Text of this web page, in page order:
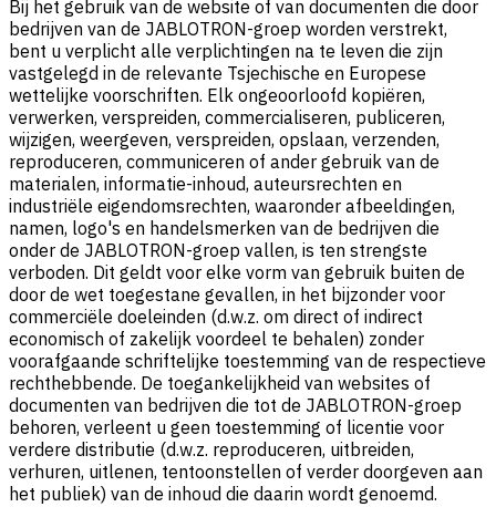
Bij het gebruik van de website of van documenten die door
bedrijven van de JABLOTRON-groep worden verstrekt,
bent u verplicht alle verplichtingen na te leven die zijn
vastgelegd in de relevante Tsjechische en Europese
wettelijke voorschriften. Elk ongeoorloofd kopiëren,
verwerken, verspreiden, commercialiseren, publiceren,
wijzigen, weergeven, verspreiden, opslaan, verzenden,
reproduceren, communiceren of ander gebruik van de
materialen, informatie-inhoud, auteursrechten en
industriële eigendomsrechten, waaronder afbeeldingen,
namen, logo's en handelsmerken van de bedrijven die
onder de JABLOTRON-groep vallen, is ten strengste
verboden. Dit geldt voor elke vorm van gebruik buiten de
door de wet toegestane gevallen, in het bijzonder voor
commerciële doeleinden (d.w.z. om direct of indirect
economisch of zakelijk voordeel te behalen) zonder
voorafgaande schriftelijke toestemming van de respectieve
rechthebbende. De toegankelijkheid van websites of
documenten van bedrijven die tot de JABLOTRON-groep
behoren, verleent u geen toestemming of licentie voor
verdere distributie (d.w.z. reproduceren, uitbreiden,
verhuren, uitlenen, tentoonstellen of verder doorgeven aan
het publiek) van de inhoud die daarin wordt genoemd.